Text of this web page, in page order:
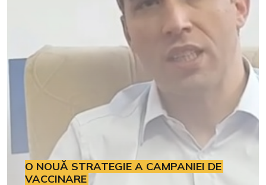
O NOUĂ STRATEGIE A CAMPANIEI DE
VACCINARE